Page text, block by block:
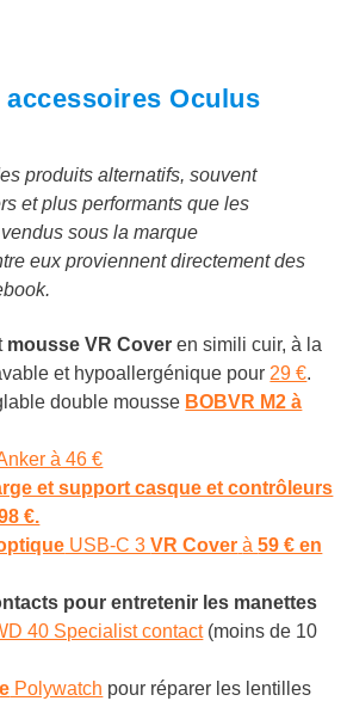
Oculus
produits alternatifs, souvent
et plus performants que les
sous la marque
eux proviennent directement des
mousse VR Cover en simili cuir, à la
et hypoallergénique pour 29 €.
double mousse BOBVR M2 à
à 46 €
et support casque et contrôleurs
€.
USB-C 3VR Cover à59 € en
pour entretenir les manettes
40 Specialist contact(moins de 10
Polywatch pour réparer les lentilles